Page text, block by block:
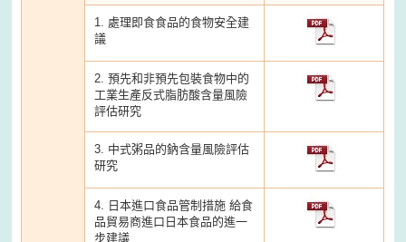
1. 處理即食食品的食物安全建
議
2. 預先和非預先包裝食物中的
工業生產反式脂肪酸含量風險
評估研究
3. 中式粥品的鈉含量風險評估
研究
4. 日本進口食品管制措施 給食
品貿易商進口日本食品的進一
步建議